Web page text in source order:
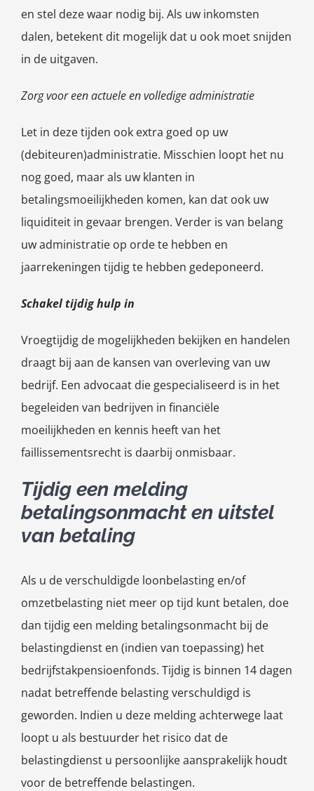
en stel deze waar nodig bij. Als uw inkomsten
dalen, betekent dit mogelijk dat u ook moet snijden
in de uitgaven.
Zorg voor een actuele en volledige administratie
Let in deze tijden ook extra goed op uw
(debiteuren)administratie. Misschien loopt het nu
nog goed, maar als uw klanten in
betalingsmoeilijkheden komen, kan dat ook uw
liquiditeit in gevaar brengen. Verder is van belang
uw administratie op orde te hebben en
jaarrekeningen tijdig te hebben gedeponeerd.
Schakel tijdig hulp in
Vroegtijdig de mogelijkheden bekijken en handelen
draagt bij aan de kansen van overleving van uw
bedrijf. Een advocaat die gespecialiseerd is in het
begeleiden van bedrijven in financiële
moeilijkheden en kennis heeft van het
faillissementsrecht is daarbij onmisbaar.
Tijdig een melding
betalingsonmacht en uitstel
van betaling
Als u de verschuldigde loonbelasting en/of
omzetbelasting niet meer op tijd kunt betalen, doe
dan tijdig een melding betalingsonmacht bij de
belastingdienst en (indien van toepassing) het
bedrijfstakpensioenfonds. Tijdig is binnen 14 dagen
nadat betreffende belasting verschuldigd is
geworden. Indien u deze melding achterwege laat
loopt u als bestuurder het risico dat de
belastingdienst u persoonlijke aansprakelijk houdt
voor de betreffende belastingen.